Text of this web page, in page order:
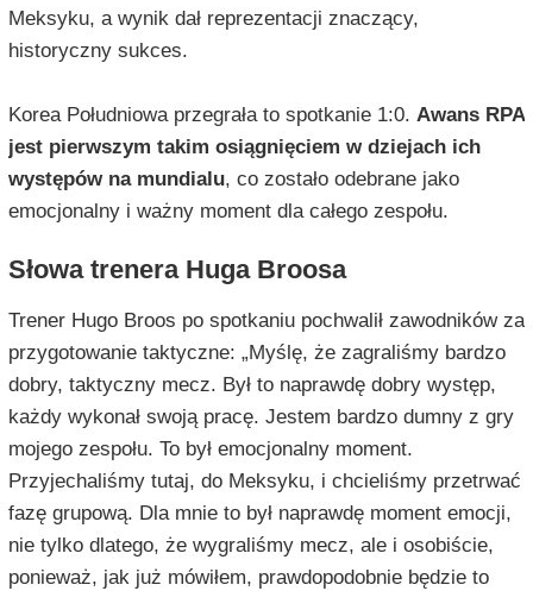
Meksyku, a wynik dał reprezentacji znaczący,
historyczny sukces.
Korea Południowa przegrała to spotkanie 1:0. Awans RPA
jest pierwszym takim osiągnięciem w dziejach ich
występów na mundialu, co zostało odebrane jako
emocjonalny i ważny moment dla całego zespołu.
Słowa trenera Huga Broosa
Trener Hugo Broos po spotkaniu pochwalił zawodników za
przygotowanie taktyczne: „Myślę, że zagraliśmy bardzo
dobry, taktyczny mecz. Był to naprawdę dobry występ,
każdy wykonał swoją pracę. Jestem bardzo dumny z gry
mojego zespołu. To był emocjonalny moment.
Przyjechaliśmy tutaj, do Meksyku, i chcieliśmy przetrwać
fazę grupową. Dla mnie to był naprawdę moment emocji,
nie tylko dlatego, że wygraliśmy mecz, ale i osobiście,
ponieważ, jak już mówiłem, prawdopodobnie będzie to